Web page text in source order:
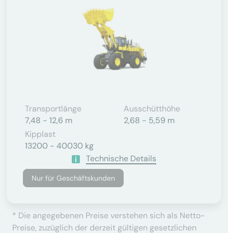
Transportlänge
7,48 - 12,6 m
Ausschütthöhe
2,68 - 5,59 m
Kipplast
13200 - 40030 kg
Technische Details
Nur für Geschäftskunden
* Die angegebenen Preise verstehen sich als Netto-
Preise, zuzüglich der derzeit gültigen gesetzlichen